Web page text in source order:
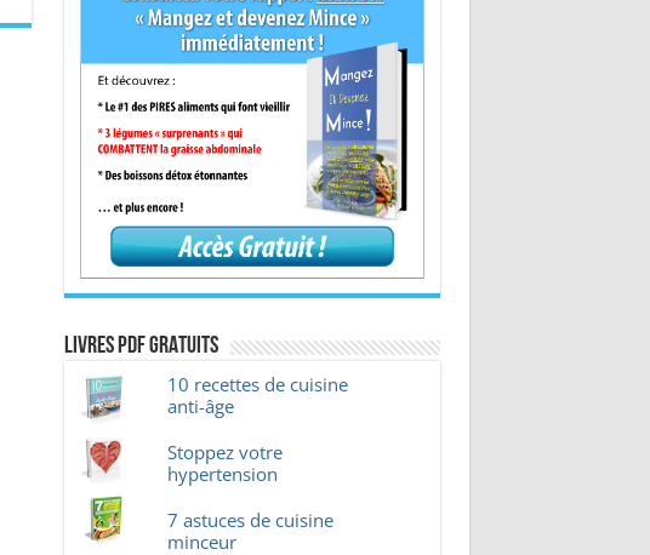
Livres pdf GRATUITS
10 recettes de cuisine
anti-âge
Stoppez votre
hypertension
7 astuces de cuisine
minceur